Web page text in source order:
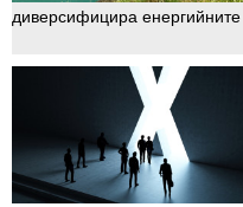
диверсифицира енергийните